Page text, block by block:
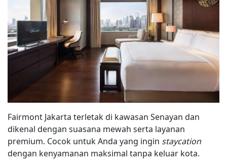
Fairmont Jakarta terletak di kawasan Senayan dan
dikenal dengan suasana mewah serta layanan
premium. Cocok untuk Anda yang ingin staycation
dengan kenyamanan maksimal tanpa keluar kota.